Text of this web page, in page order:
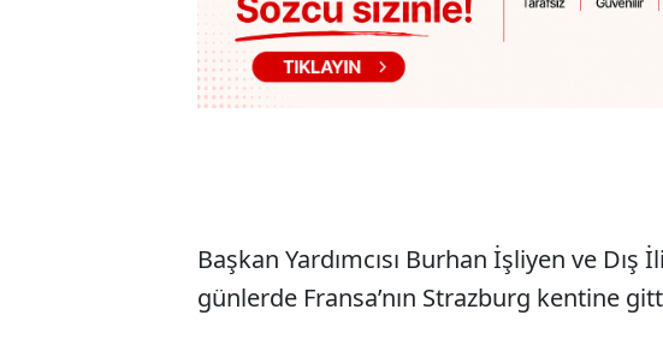
Başkan Yardımcısı Burhan İşliyen ve
günlerde Fransa’nın Strazburg kentine